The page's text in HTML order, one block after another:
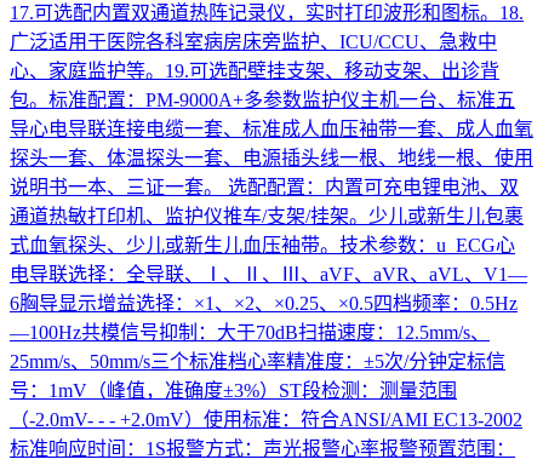
17.可选配内置双通道热阵记录仪，实时打印波形和图标。18.
广泛适用于医院各科室病房床旁监护、ICU/CCU、急救中
心、家庭监护等。19.可选配壁挂支架、移动支架、出诊背
包。标准配置：PM-9000A+多参数监护仪主机一台、标准五
导心电导联连接电缆一套、标准成人血压袖带一套、成人血氧
探头一套、体温探头一套、电源插头线一根、地线一根、使用
说明书一本、三证一套。 选配配置：内置可充电锂电池、双
通道热敏打印机、监护仪推车/支架/挂架。少儿或新生儿包裹
式血氧探头、少儿或新生儿血压袖带。技术参数：u ECG心
电导联选择：全导联、Ⅰ、Ⅱ、Ⅲ、aVF、aVR、aVL、V1—
6胸导显示增益选择：×1、×2、×0.25、×0.5四档频率：0.5Hz
—100Hz共模信号抑制：大于70dB扫描速度：12.5mm/s、
25mm/s、50mm/s三个标准档心率精准度：±5次/分钟定标信
号：1mV（峰值，准确度±3%）ST段检测：测量范围
（-2.0mV- - - +2.0mV）使用标准：符合ANSI/AMI EC13-2002
标准响应时间：1S报警方式：声光报警心率报警预置范围：